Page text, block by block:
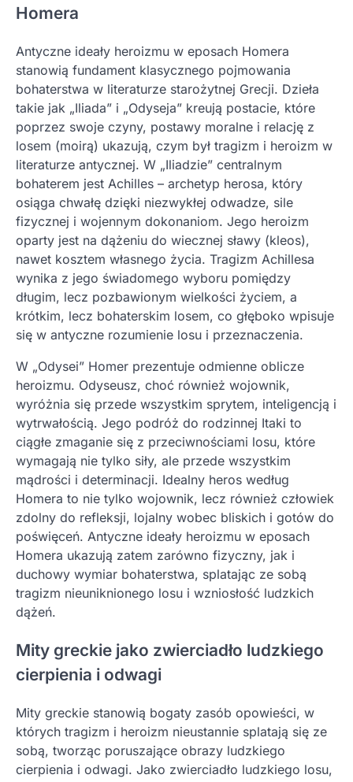
Homera
Antyczne ideały heroizmu w eposach Homera
stanowią fundament klasycznego pojmowania
bohaterstwa w literaturze starożytnej Grecji. Dzieła
takie jak „Iliada” i „Odyseja” kreują postacie, które
poprzez swoje czyny, postawy moralne i relację z
losem (moirą) ukazują, czym był tragizm i heroizm w
literaturze antycznej. W „Iliadzie” centralnym
bohaterem jest Achilles – archetyp herosa, który
osiąga chwałę dzięki niezwykłej odwadze, sile
fizycznej i wojennym dokonaniom. Jego heroizm
oparty jest na dążeniu do wiecznej sławy (kleos),
nawet kosztem własnego życia. Tragizm Achillesa
wynika z jego świadomego wyboru pomiędzy
długim, lecz pozbawionym wielkości życiem, a
krótkim, lecz bohaterskim losem, co głęboko wpisuje
się w antyczne rozumienie losu i przeznaczenia.
W „Odysei” Homer prezentuje odmienne oblicze
heroizmu. Odyseusz, choć również wojownik,
wyróżnia się przede wszystkim sprytem, inteligencją i
wytrwałością. Jego podróż do rodzinnej Itaki to
ciągłe zmaganie się z przeciwnościami losu, które
wymagają nie tylko siły, ale przede wszystkim
mądrości i determinacji. Idealny heros według
Homera to nie tylko wojownik, lecz również człowiek
zdolny do refleksji, lojalny wobec bliskich i gotów do
poświęceń. Antyczne ideały heroizmu w eposach
Homera ukazują zatem zarówno fizyczny, jak i
duchowy wymiar bohaterstwa, splatając ze sobą
tragizm nieuniknionego losu i wzniosłość ludzkich
dążeń.
Mity greckie jako zwierciadło ludzkiego
cierpienia i odwagi
Mity greckie stanowią bogaty zasób opowieści, w
których tragizm i heroizm nieustannie splatają się ze
sobą, tworząc poruszające obrazy ludzkiego
cierpienia i odwagi. Jako zwierciadło ludzkiego losu,